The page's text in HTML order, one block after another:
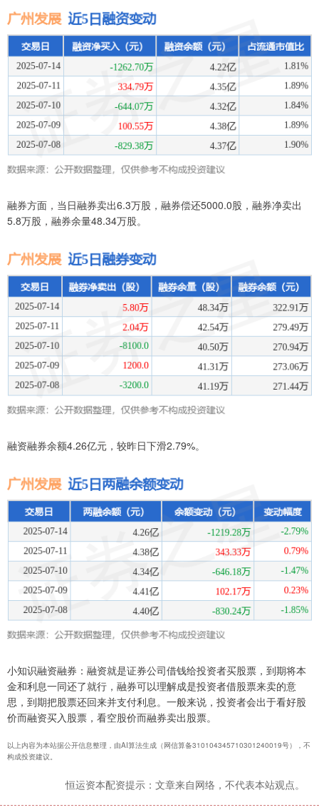
融券方面，当日融券卖出6.3万股，融券偿还5000.0股，融券净卖出
5.8万股，融券余量48.34万股。
融资融券余额4.26亿元，较昨日下滑2.79%。
小知识融资融券：融资就是证券公司借钱给投资者买股票，到期将本
金和利息一同还了就行，融券可以理解成是投资者借股票来卖的意
思，到期把股票还回来并支付利息。一般来说，投资者会出于看好股
价而融资买入股票，看空股价而融券卖出股票。
以上内容为本站据公开信息整理，由AI算法生成（网信算备310104345710301240019号），不
构成投资建议。
恒运资本配资提示：文章来自网络，不代表本站观点。